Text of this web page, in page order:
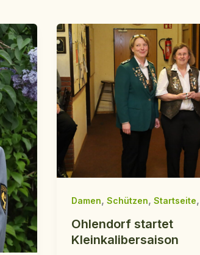
Damen,Schützen,Startseite,
Ohlendorf startet
Kleinkalibersaison